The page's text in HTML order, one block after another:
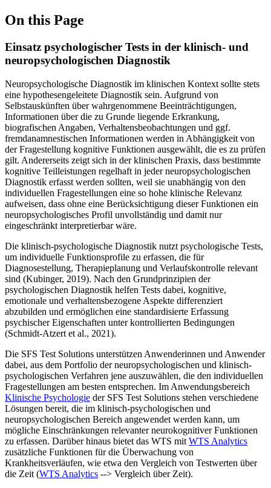
On this Page
Einsatz psychologischer Tests in der klinisch- und
neuropsychologischen Diagnostik
Neuropsychologische Diagnostik im klinischen Kontext sollte stets
eine hypothesengeleitete Diagnostik sein. Aufgrund von
Selbstauskünften über wahrgenommene Beeinträchtigungen,
Informationen über die zu Grunde liegende Erkrankung,
biografischen Angaben, Verhaltensbeobachtungen und ggf.
fremdanamnestischen Informationen werden in Abhängigkeit von
der Fragestellung kognitive Funktionen ausgewählt, die es zu prüfen
gilt. Andererseits zeigt sich in der klinischen Praxis, dass bestimmte
kognitive Teilleistungen regelhaft in jeder neuropsychologischen
Diagnostik erfasst werden sollten, weil sie unabhängig von den
individuellen Fragestellungen eine so hohe klinische Relevanz
aufweisen, dass ohne eine Berücksichtigung dieser Funktionen ein
neuropsychologisches Profil unvollständig und damit nur
eingeschränkt interpretierbar wäre.
Die klinisch-psychologische Diagnostik nutzt psychologische Tests,
um individuelle Funktionsprofile zu erfassen, die für
Diagnosestellung, Therapieplanung und Verlaufskontrolle relevant
sind (Kubinger, 2019). Nach den Grundprinzipien der
psychologischen Diagnostik helfen Tests dabei, kognitive,
emotionale und verhaltensbezogene Aspekte differenziert
abzubilden und ermöglichen eine standardisierte Erfassung
psychischer Eigenschaften unter kontrollierten Bedingungen
(Schmidt-Atzert et al., 2021).
Die SFS Test Solutions unterstützen Anwenderinnen und Anwender
dabei, aus dem Portfolio der neuropsychologischen und klinisch-
psychologischen Verfahren jene auszuwählen, die den individuellen
Fragestellungen am besten entsprechen. Im Anwendungsbereich
Klinische Psychologie der SFS Test Solutions stehen verschiedene
Lösungen bereit, die im klinisch-psychologischen und
neuropsychologischen Bereich angewendet werden kann, um
mögliche Einschränkungen relevanter neurokognitiver Funktionen
zu erfassen. Darüber hinaus bietet das WTS mit WTS Analytics
zusätzliche Funktionen für die Überwachung von
Krankheitsverläufen, wie etwa den Vergleich von Testwerten über
die Zeit (WTS Analytics --> Vergleich über Zeit).